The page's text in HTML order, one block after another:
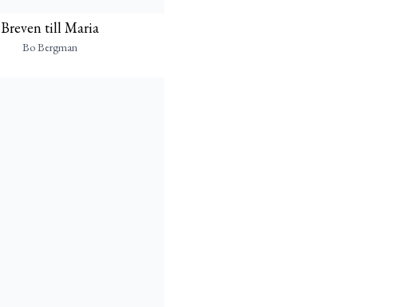
Breven till Maria
Bo Bergman